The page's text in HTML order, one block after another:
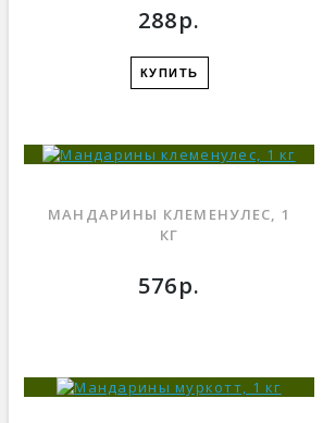
288р.
КУПИТЬ
МАНДАРИНЫ КЛЕМЕНУЛЕС, 1
КГ
576р.